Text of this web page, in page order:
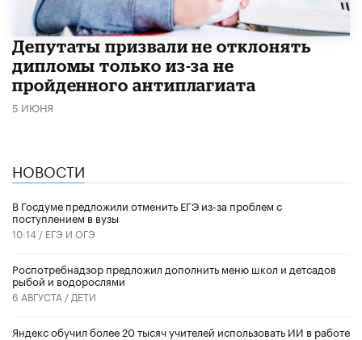
Депутаты призвали не отклонять
дипломы только из-за не
пройденного антиплагиата
5 ИЮНЯ
НОВОСТИ
В Госдуме предложили отменить ЕГЭ из-за проблем с
поступлением в вузы
10:14 / ЕГЭ И ОГЭ
Роспотребнадзор предложил дополнить меню школ и детсадов
рыбой и водорослями
6 АВГУСТА / ДЕТИ
​Яндекс обучил более 20 тысяч учителей использовать ИИ в работе